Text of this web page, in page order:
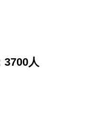
3700人